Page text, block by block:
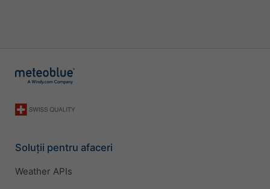
Soluții pentru afaceri
Weather APIs